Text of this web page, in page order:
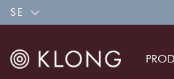
SE